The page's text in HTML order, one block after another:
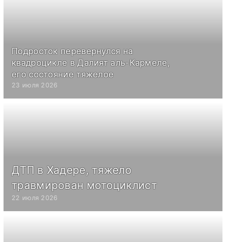
Подросток перевернулся на
квадроцикле в Далият аль-Кармеле,
его состояние тяжелое
23 июля 2026
ДТП в Хадере, тяжело
травмирован мотоциклист
22 июля 2026